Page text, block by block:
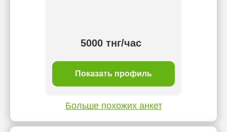
5000 тнг/час
Показать профиль
Больше похожих анкет